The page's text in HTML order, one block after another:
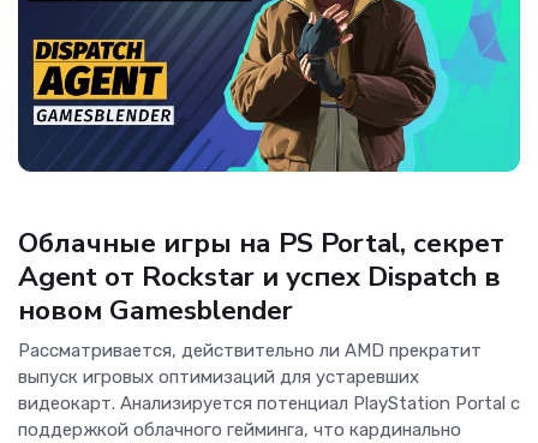
Облачные игры на PS Portal, секрет
Agent от Rockstar и успех Dispatch в
новом Gamesblender
Рассматривается, действительно ли AMD прекратит
выпуск игровых оптимизаций для устаревших
видеокарт. Анализируется потенциал PlayStation Portal с
поддержкой облачного гейминга, что кардинально